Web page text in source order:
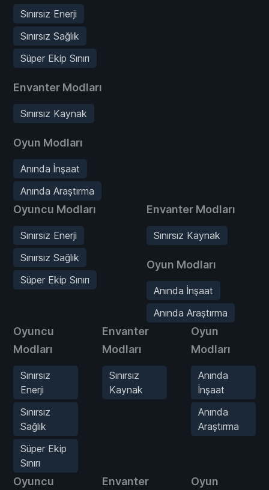
Sınırsız Enerji
Sınırsız Sağlık
Süper Ekip Sınırı
Envanter Modları
Sınırsız Kaynak
Oyun Modları
Anında İnşaat
Anında Araştırma
Oyuncu Modları
Sınırsız Enerji
Sınırsız Sağlık
Süper Ekip Sınırı
Envanter Modları
Sınırsız Kaynak
Oyun Modları
Anında İnşaat
Anında Araştırma
Oyuncu
Modları
Sınırsız
Enerji
Sınırsız
Sağlık
Süper Ekip
Sınırı
Envanter
Modları
Sınırsız
Kaynak
Oyun
Modları
Anında
İnşaat
Anında
Araştırma
Oyuncu
Envanter
Oyun